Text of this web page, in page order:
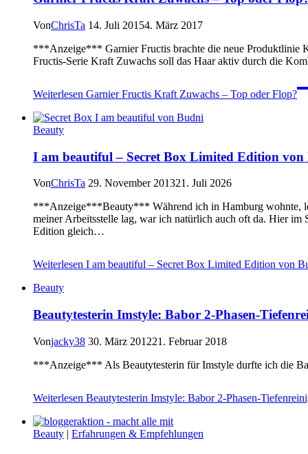
VonChrisTa 14. Juli 20154. März 2017
***Anzeige*** Garnier Fructis brachte die neue Produktlinie
Fructis-Serie Kraft Zuwachs soll das Haar aktiv durch die
Weiterlesen Garnier Fructis Kraft Zuwachs – Top oder Flop?
Beauty
I am beautiful – Secret Box Limited Edition
VonChrisTa 29. November 201321. Juli 2026
***Anzeige***Beauty*** Während ich in Hamburg wohnte,
meiner Arbeitsstelle lag, war ich natürlich auch oft da. Hier
Edition gleich…
Weiterlesen I am beautiful – Secret Box Limited Edition von
Beauty
Beautytesterin Imstyle: Babor 2-Phasen-
Vonjacky38 30. März 201221. Februar 2018
***Anzeige*** Als Beautytesterin für Imstyle durfte ich die
Weiterlesen Beautytesterin Imstyle: Babor 2-Phasen-
Beauty | Erfahrungen & Empfehlungen